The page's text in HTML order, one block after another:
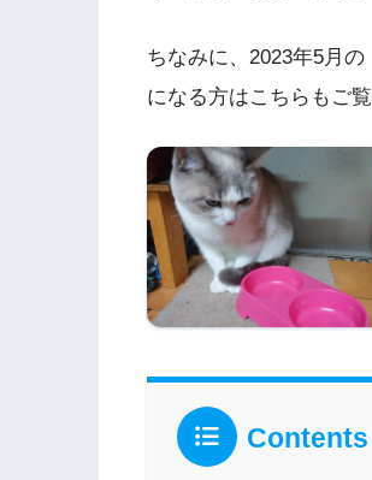
ちなみに、2023年5月
になる方はこちらもご覧
Contents